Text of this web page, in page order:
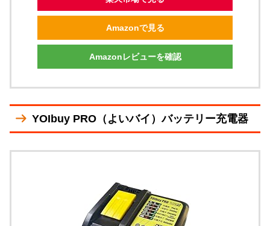
Amazonで見る
Amazonレビューを確認
YOIbuy PRO（よいバイ）バッテリー充電器